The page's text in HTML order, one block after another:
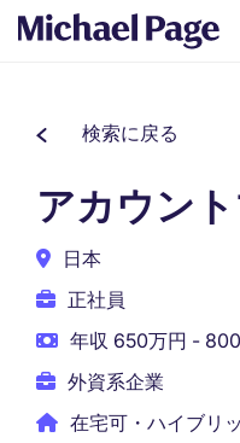
検索に戻る
アカウン
日本
正社員
年収 650万円 -
外資系企業
在宅可・ハイブリ